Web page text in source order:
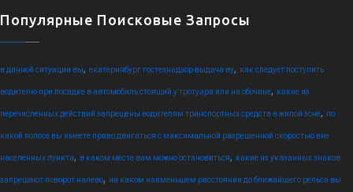
Популярные Поисковые Запросы
в данной ситуации вы, екатеринбург гостехнадзор выдача ву, как следует поступить
водителю при посадке в автомобиль стоящий у тротуара или на обочине, какие из
перечисленных действий запрещены водителям транспортных средств в жилой зоне, по
какой полосе вы имеете право двигаться с максимальной разрешенной скоростью вне
населенных пункта, в каком месте вам можно остановиться, какие из указанных знаков
запрещают поворот налево, на каком наименьшем расстоянии до ближайшего рельса вы